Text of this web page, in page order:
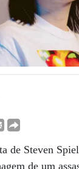
de Steven
de um